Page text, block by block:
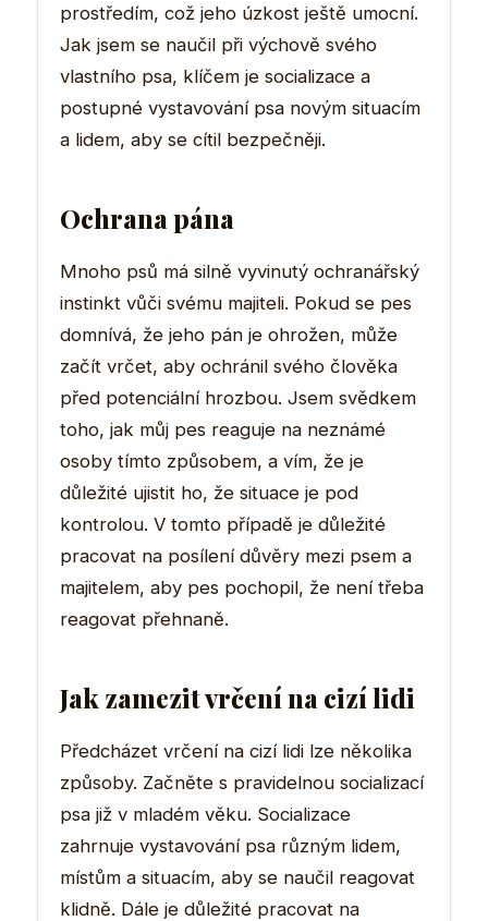
prostředím, což jeho úzkost ještě umocní.
Jak jsem se naučil při výchově svého
vlastního psa, klíčem je socializace a
postupné vystavování psa novým situacím
a lidem, aby se cítil bezpečněji.
Ochrana pána
Mnoho psů má silně vyvinutý ochranářský
instinkt vůči svému majiteli. Pokud se pes
domnívá, že jeho pán je ohrožen, může
začít vrčet, aby ochránil svého člověka
před potenciální hrozbou. Jsem svědkem
toho, jak můj pes reaguje na neznámé
osoby tímto způsobem, a vím, že je
důležité ujistit ho, že situace je pod
kontrolou. V tomto případě je důležité
pracovat na posílení důvěry mezi psem a
majitelem, aby pes pochopil, že není třeba
reagovat přehnaně.
Jak zamezit vrčení na cizí lidi
Předcházet vrčení na cizí lidi lze několika
způsoby. Začněte s pravidelnou socializací
psa již v mladém věku. Socializace
zahrnuje vystavování psa různým lidem,
místům a situacím, aby se naučil reagovat
klidně. Dále je důležité pracovat na